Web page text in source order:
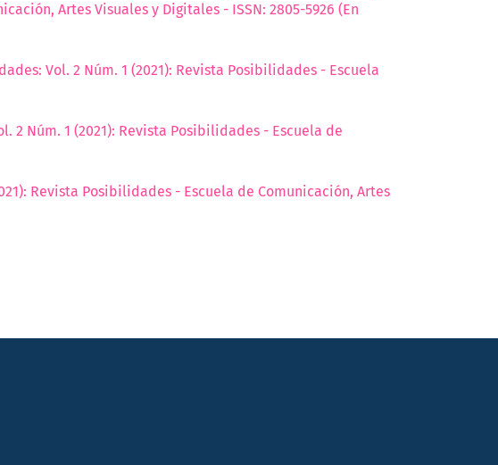
Artes Visuales y Digitales - ISSN: 2805-5926 (En
Vol. 2 Núm. 1 (2021): Revista Posibilidades - Escuela
2 Núm. 1 (2021): Revista Posibilidades - Escuela de
Revista Posibilidades - Escuela de Comunicación, Artes